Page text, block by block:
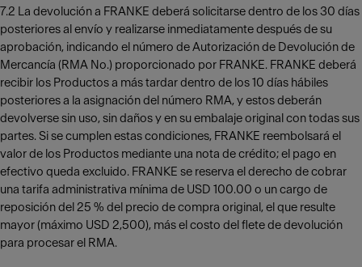
7.2 La devolución a FRANKE deberá solicitarse dentro de los 30 días
posteriores al envío y realizarse inmediatamente después de su
aprobación, indicando el número de Autorización de Devolución de
Mercancía (RMA No.) proporcionado por FRANKE. FRANKE deberá
recibir los Productos a más tardar dentro de los 10 días hábiles
posteriores a la asignación del número RMA, y estos deberán
devolverse sin uso, sin daños y en su embalaje original con todas sus
partes. Si se cumplen estas condiciones, FRANKE reembolsará el
valor de los Productos mediante una nota de crédito; el pago en
efectivo queda excluido. FRANKE se reserva el derecho de cobrar
una tarifa administrativa mínima de USD 100.00 o un cargo de
reposición del 25 % del precio de compra original, el que resulte
mayor (máximo USD 2,500), más el costo del flete de devolución
para procesar el RMA.